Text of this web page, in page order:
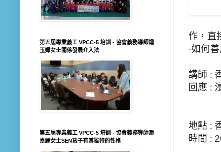
作，直
·如何
講師 :
回應 :
地點 :
時間 :
第五屆專業義工 VPCC-5 培訓 - 協會義務導師鍾
玉嬋女士關係發展介入法
第五屆專業義工 VPCC-5 培訓 - 協會義務導師潘
嘉麗女士SEN孩子有其獨特的性格